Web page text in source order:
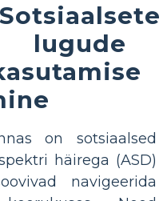
Sotsiaalsete
lugude
on sotsiaalsed
häirega (ASD)
navigeerida